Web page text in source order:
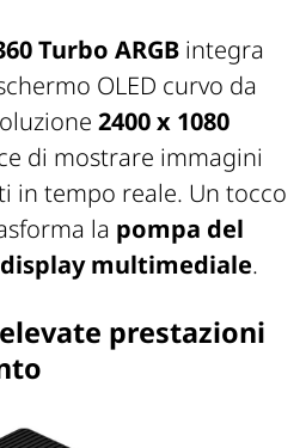
Turbo ARGB integra
OLED curvo da
2400 x 1080
di mostrare immagini
in tempo reale. Un tocco
la pompa del
multimediale.
prestazioni